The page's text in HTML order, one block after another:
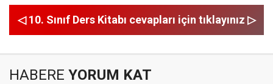
◁ 10. Sınıf Ders Kitabı cevapları için tıklayınız ▷
HABERE YORUM KAT